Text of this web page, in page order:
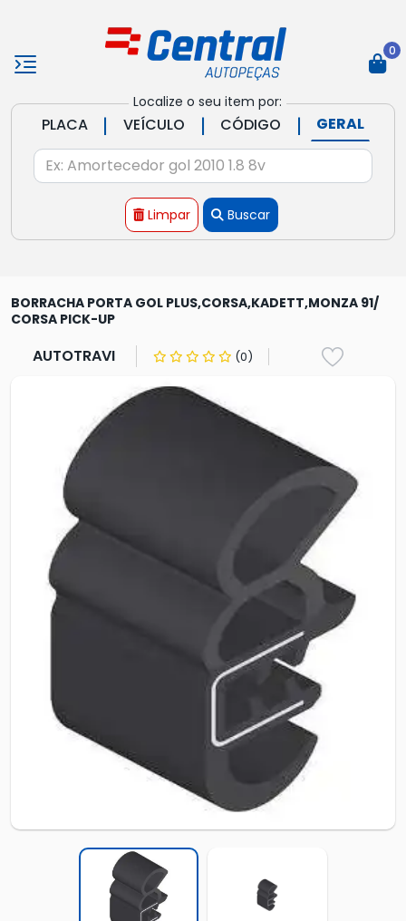
Localize o seu item por:
PLACA | VEÍCULO | CÓDIGO | GERAL
Limpar Buscar
0
BORRACHA PORTA GOL PLUS,CORSA,KADETT,MONZA 91/
CORSA PICK-UP
AUTOTRAVI (0)